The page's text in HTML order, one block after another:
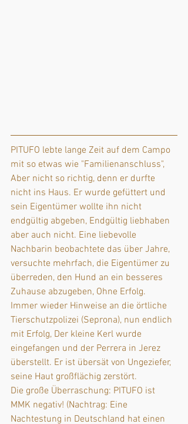
PITUFO lebte lange Zeit auf dem Campo
mit so etwas wie "Familienanschluss",
Aber nicht so richtig, denn er durfte
nicht ins Haus. Er wurde gefüttert und
sein Eigentümer wollte ihn nicht
endgültig abgeben, Endgültig liebhaben
aber auch nicht. Eine liebevolle
Nachbarin beobachtete das über Jahre,
versuchte mehrfach, die Eigentümer zu
überreden, den Hund an ein besseres
Zuhause abzugeben, Ohne Erfolg.
Immer wieder Hinweise an die örtliche
Tierschutzpolizei (Seprona), nun endlich
mit Erfolg, Der kleine Kerl wurde
eingefangen und der Perrera in Jerez
überstellt. Er ist übersät von Ungeziefer,
seine Haut großflächig zerstört.
Die große Überraschung: PITUFO ist
MMK negativ! (Nachtrag: Eine
Nachtestung in Deutschland hat einen